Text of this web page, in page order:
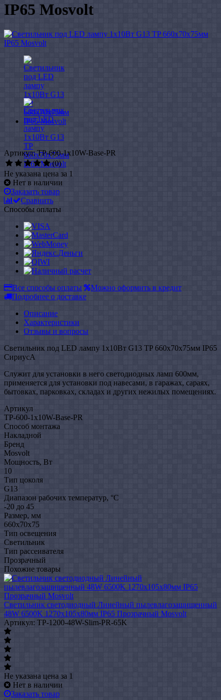
IP65 Mosvolt
Артикул: TP-600-1x10W-Base-PR
(0)
Не указана цена за 1
Нет в наличии
Заказать товар
Сравнить
Способы оплаты
Все способы оплаты
Можно оформить в кредит
Подробнее о доставке
Описание
Характеристики
Отзывы и вопросы
Светильник под LED лампу 1х10Вт G13 TP 660х70х75мм IP65
СириусА
Служит для установки в него светодиодных ламп 600мм,
применяется для установки под навесами, в гаражах, сараях,
бытовках, парковках, складах и других нежилых помещениях.
Артикул
TP-600-1x10W-Base-PR
Способ монтажа
Накладной
Бренд
Mosvolt
Мощность, Вт
10
Тип цоколя
G13
Диапазон рабочих температур, °C
-20 до 45
Размер, мм
660х70х75
Тип освещения
Светильник
Тип рассеивателя
Прозрачный
Похожие товары
Светильник светодиодный Линейный пылевлагозащищенный
48W 6500K 1270х105х80мм IP65 Прозрачный Mosvolt
Артикул: TP-1200-48W-Slim-PR-65K
Не указана цена за 1
Нет в наличии
Заказать товар